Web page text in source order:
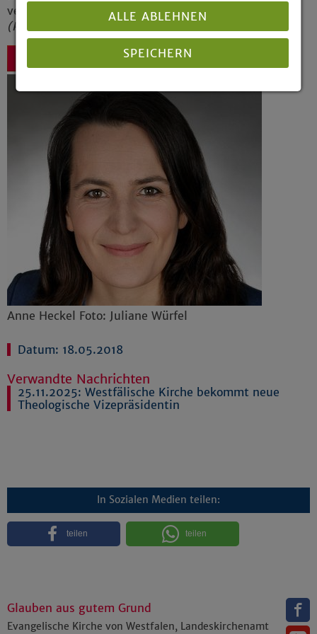
verheiratet und hat zwei Kinder.
(Pressemitteilung 29/2018)
Anne Heckel Foto: Juliane Würfel
Datum: 18.05.2018
Verwandte Nachrichten
25.11.2025: Westfälische Kirche bekommt neue
Theologische Vizepräsidentin
In Sozialen Medien teilen:
teilen teilen
Glauben aus gutem Grund
Evangelische Kirche von Westfalen, Landeskirchenamt
ALLE ABLEHNEN
SPEICHERN
Details anzeigen
Impressum Datenschutz